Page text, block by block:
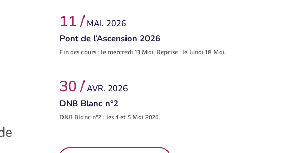
11 / MAI. 2026
Pont de l’Ascension 2026
Fin des cours : le mercredi 13 Mai. Reprise : le lundi 18 Mai.
30 /AVR. 2026
DNB Blanc n°2
DNB Blanc n°2 : les 4 et 5 Mai 2026.